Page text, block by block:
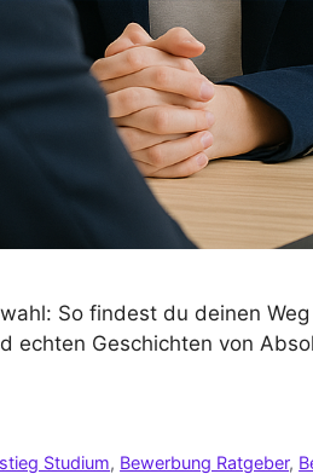
So findest du deinen
echten Geschichten von
Studium, Bewerbung Ratgeber,